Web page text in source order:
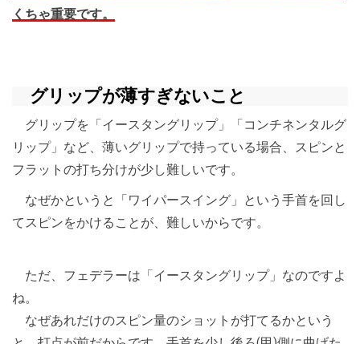
くちゃ重要です。
グリップが薄すぎないこと
グリップを「イースタングリップ」「コンチネンタルグ
リップ」など、薄いグリップで持っている場合、スピンと
フラットの打ち分けが少し難しいです。
なぜかというと「ワイパースイング」という手首を回し
てスピンをかけることが、難しいからです。
ただ、フェデラーは「イースタングリップ」なのですよ
ね。
なぜあれだけのスピン量のショットが打てるかという